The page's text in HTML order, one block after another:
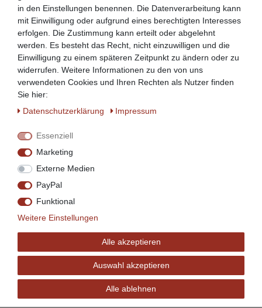
In den Warenkorb
*inkl. ges. MwSt.zzgl.internationale
Versandkosten
Zahlen Sie bequem per
in den Einstellungen benennen. Die Datenverarbeitung kann
mit Einwilligung oder aufgrund eines berechtigten Interesses
erfolgen. Die Zustimmung kann erteilt oder abgelehnt
werden. Es besteht das Recht, nicht einzuwilligen und die
Einwilligung zu einem späteren Zeitpunkt zu ändern oder zu
widerrufen. Weitere Informationen zu den von uns
verwendeten Cookies und Ihren Rechten als Nutzer finden
Sie hier:
Daten­schutz­erklärung
Impressum
Essenziell
Marketing
Externe Medien
PayPal
Funktional
Weitere Einstellungen
Alle akzeptieren
Auswahl akzeptieren
Alle ablehnen